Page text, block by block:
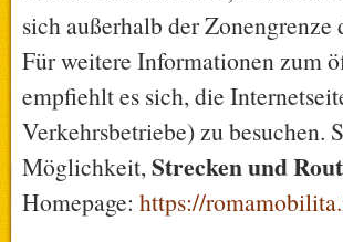
sich außerhalb der Zonengrenze
Für weitere Informationen zum
empfiehlt es sich, die
Verkehrsbetriebe) zu besuchen.
Möglichkeit, Strecken und
Homepage: https://